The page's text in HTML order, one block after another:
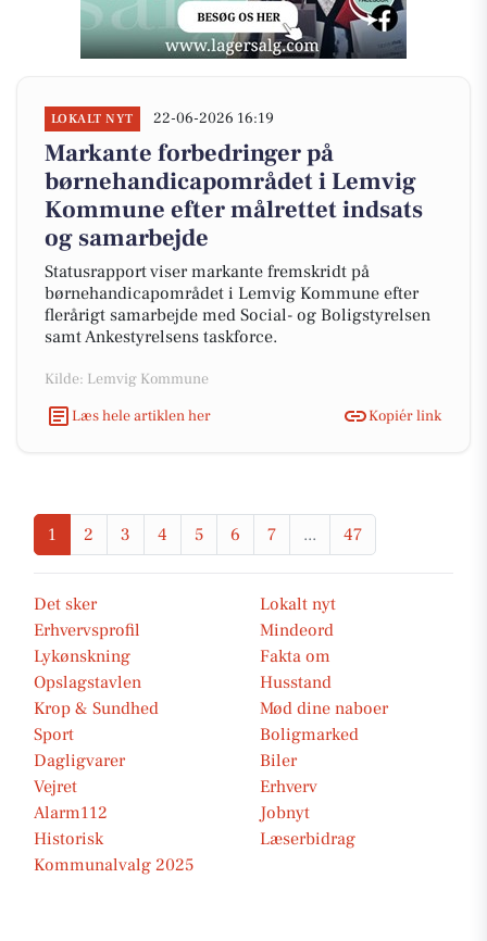
LOKALT NYT 22-06-2026 16:19
Markante forbedringer på
børnehandicapområdet i Lemvig
Kommune efter målrettet indsats
og samarbejde
Statusrapport viser markante fremskridt på
børnehandicapområdet i Lemvig Kommune efter
flerårigt samarbejde med Social- og Boligstyrelsen
samt Ankestyrelsens taskforce.
Kilde: Lemvig Kommune
Læs hele artiklen her
Kopiér link
1 2 3 4 5 6 7 ... 47
Det sker
Lokalt nyt
Erhvervsprofil
Mindeord
Lykønskning
Fakta om
Opslagstavlen
Husstand
Krop & Sundhed
Mød dine naboer
Sport
Boligmarked
Dagligvarer
Biler
Vejret
Erhverv
Alarm112
Jobnyt
Historisk
Læserbidrag
Kommunalvalg 2025